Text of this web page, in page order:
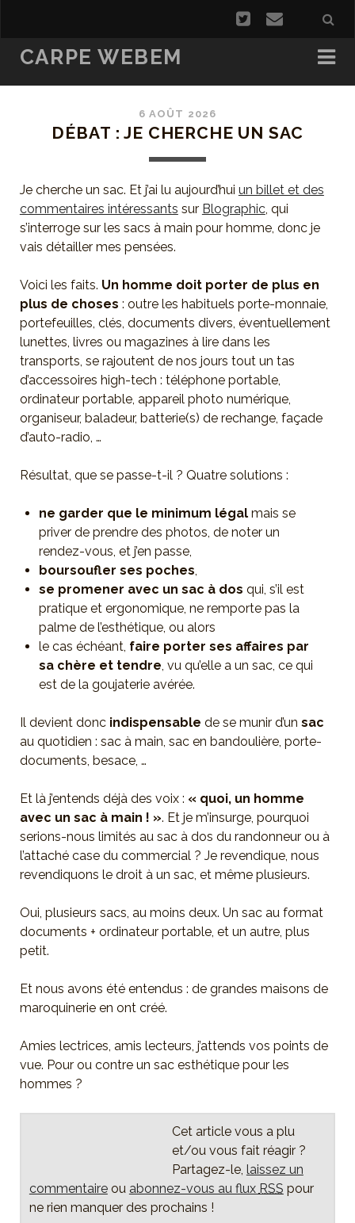
CARPE WEBEM
6 AOÛT 2026
DÉBAT : JE CHERCHE UN SAC
Je cherche un sac. Et j’ai lu aujourd’hui un billet et des
commentaires intéressants sur Blographic, qui
s’interroge sur les sacs à main pour homme, donc je
vais détailler mes pensées.
Voici les faits. Un homme doit porter de plus en
plus de choses : outre les habituels porte-monnaie,
portefeuilles, clés, documents divers, éventuellement
lunettes, livres ou magazines à lire dans les
transports, se rajoutent de nos jours tout un tas
d’accessoires high-tech : téléphone portable,
ordinateur portable, appareil photo numérique,
organiseur, baladeur, batterie(s) de rechange, façade
d’auto-radio, …
Résultat, que se passe-t-il ? Quatre solutions :
ne garder que le minimum légalmais se
priver de prendre des photos, de noter un
rendez-vous, et j’en passe,
boursoufler ses poches,
se promener avec un sac à dos qui, s’il est
pratique et ergonomique, ne remporte pas la
palme de l’esthétique, ou alors
le cas échéant, faire porter ses affaires par
sa chère et tendre, vu qu’elle a un sac, ce qui
est de la goujaterie avérée.
Il devient donc indispensable de se munir d’un sac
au quotidien : sac à main, sac en bandoulière, porte-
documents, besace, …
Et là j’entends déjà des voix : « quoi, un homme
avec un sac à main ! ». Et je m’insurge, pourquoi
serions-nous limités au sac à dos du randonneur ou à
l’attaché case du commercial ? Je revendique, nous
revendiquons le droit à un sac, et même plusieurs.
Oui, plusieurs sacs, au moins deux. Un sac au format
documents + ordinateur portable, et un autre, plus
petit.
Et nous avons été entendus : de grandes maisons de
maroquinerie en ont créé.
Amies lectrices, amis lecteurs, j’attends vos points de
vue. Pour ou contre un sac esthétique pour les
hommes ?
Cet article vous a plu
et/ou vous fait réagir ?
Partagez-le, laissez un
commentaireou abonnez-vous au flux RSS pour
ne rien manquer des prochains !